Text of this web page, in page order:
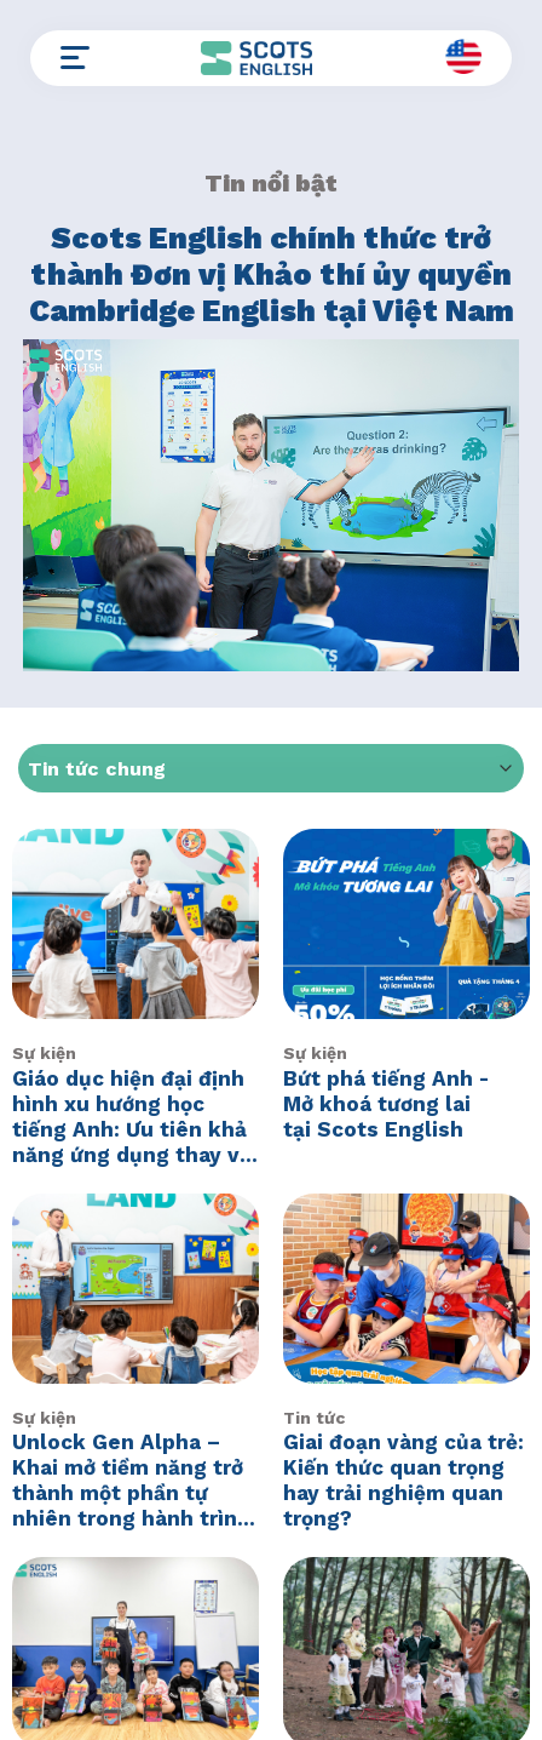
content
Tin nổi bật
Scots English chính thức trở
thành Đơn vị Khảo thí ủy quyền
Cambridge English tại Việt Nam
Sự kiện
Giáo dục hiện đại định
hình xu hướng học
tiếng Anh: Ưu tiên khả
năng ứng dụng thay vì
Sự kiện
Bứt phá tiếng Anh -
Mở khoá tương lai
tại Scots English
Sự kiện
Unlock Gen Alpha –
Khai mở tiềm năng trở
thành một phần tự
nhiên trong hành trình
Tin tức
Giai đoạn vàng của trẻ:
Kiến thức quan trọng
hay trải nghiệm quan
trọng?